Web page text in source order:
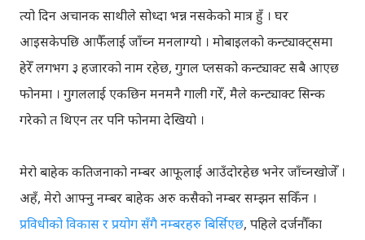
त्यो दिन अचानक साथीले सोध्दा भन्न नसकेको मात्र हुँ । घर
आइसकेपछि आफैँलाई जाँच्न मनलाग्यो । मोबाइलको कन्ट्याक्ट्समा
हेरेँ लगभग ३ हजारको नाम रहेछ, गुगल प्लसको कन्ट्याक्ट सबै आएछ
फोनमा । गुगललाई एकछिन मनमनै गाली गरेँ, मैले कन्ट्याक्ट सिन्क
गरेको त थिएन तर पनि फोनमा देखियो ।
मेरो बाहेक कतिजनाको नम्बर आफूलाई आउँदोरहेछ भनेर जाँच्नखोजेँ ।
अहँ, मेरो आफ्नु नम्बर बाहेक अरु कसैको नम्बर सम्झन सकिँन ।
प्रविधीको विकास र प्रयोग सँगै नम्बरहरु बिर्सिएछ, पहिले दर्जनौँका